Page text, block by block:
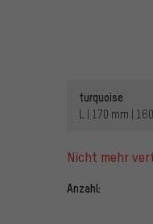
turquoise
L | 170 mm |
nicht mehr
Anzahl: